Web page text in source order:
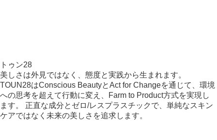
トゥン28
美しさは外見ではなく、態度と実践から生まれます。
TOUN28はConscious BeautyとAct for Changeを通じて、環境
への思考を超えて行動に変え、Farm to Product方式を実現し
ます。 正直な成分とゼロ/レスプラスチックで、単純なスキン
ケアではなく未来の美しさを追求します。